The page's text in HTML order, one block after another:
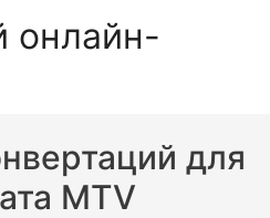
онлайн-
для
MTV